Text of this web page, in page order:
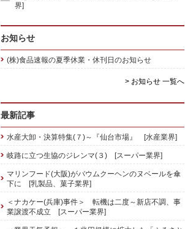
界]
お知らせ
(株)食品速報の夏季休業・休刊日のお知らせ
> お知らせ 一覧へ
最新記事
水産大卸・決算特集(７)～『仙台市場』 [水産業界]
岐路に立つ生協のジレンマ(３) [スーパー業界]
マリンフード(大阪)がバウムクーヘンのヌベールを傘
下に [乳製品、菓子業界]
＜ナカケー(兵庫)事件＞ 転機は二度～新店不調、事
業譲渡不成立 [スーパー業界]